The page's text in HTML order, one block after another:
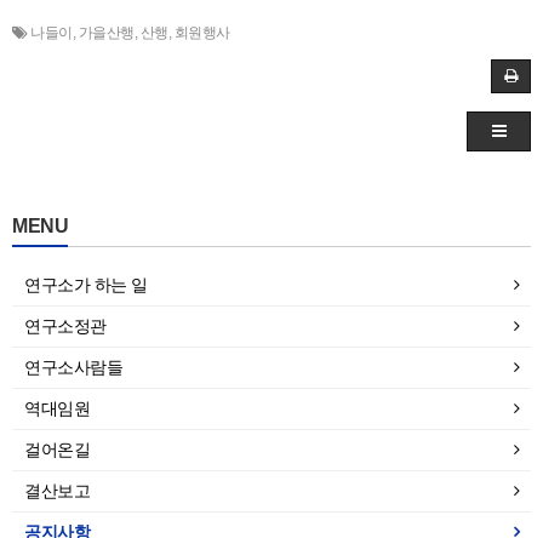
나들이 , 가을산행, 산행, 회원행사
MENU
연구소가 하는 일
연구소정관
연구소사람들
역대임원
걸어온길
결산보고
공지사항